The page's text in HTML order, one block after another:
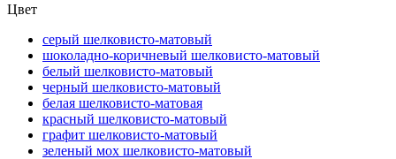
Цвет
серый шелковисто-матовый
шоколадно-коричневый шелковисто-матовый
белый шелковисто-матовый
черный шелковисто-матовый
белая шелковисто-матовая
красный шелковисто-матовый
графит шелковисто-матовый
зеленый мох шелковисто-матовый